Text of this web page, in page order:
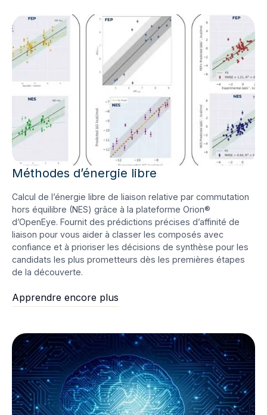
Méthodes d’énergie libre
Calcul de l’énergie libre de liaison relative par commutation
hors équilibre (NES) grâce à la plateforme Orion®
d’OpenEye. Fournit des prédictions précises d’affinité de
liaison pour vous aider à classer les composés avec
confiance et à prioriser les décisions de synthèse pour les
candidats les plus prometteurs dès les premières étapes
de la découverte.
Apprendre encore plus